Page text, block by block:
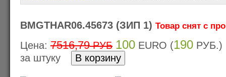
BMGTHAR06.45673 (ЗИП 1) Товар снят с
Цена: 7516,79РУБ 100 EURO (190 РУБ.)
за штуку